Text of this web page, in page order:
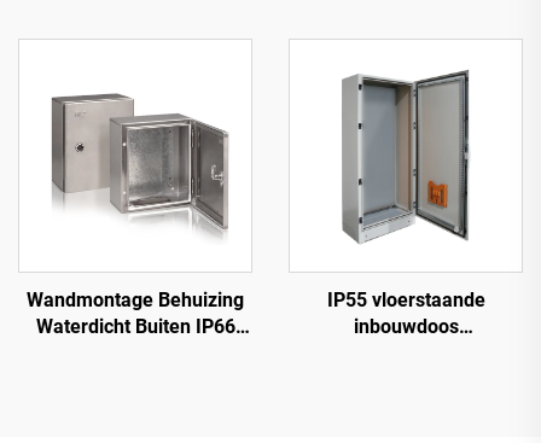
Wandmontage Behuizing
Waterdicht Buiten IP66
IP55 vloerstaande
inbouwdoos